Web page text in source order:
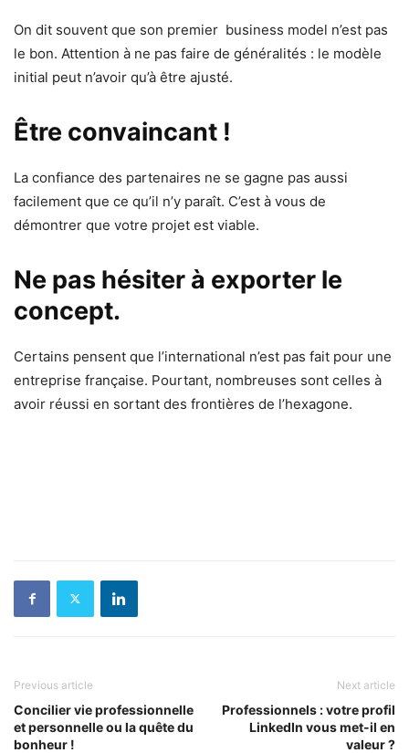
On dit souvent que son premier business model n’est pas
le bon. Attention à ne pas faire de généralités : le modèle
initial peut n’avoir qu’à être ajusté.
Être convaincant !
La confiance des partenaires ne se gagne pas aussi
facilement que ce qu’il n’y paraît. C’est à vous de
démontrer que votre projet est viable.
Ne pas hésiter à exporter le
concept.
Certains pensent que l’international n’est pas fait pour une
entreprise française. Pourtant, nombreuses sont celles à
avoir réussi en sortant des frontières de l’hexagone.
Previous article
Concilier vie professionnelle
et personnelle ou la quête du
bonheur !
Next article
Professionnels : votre profil
LinkedIn vous met-il en
valeur ?